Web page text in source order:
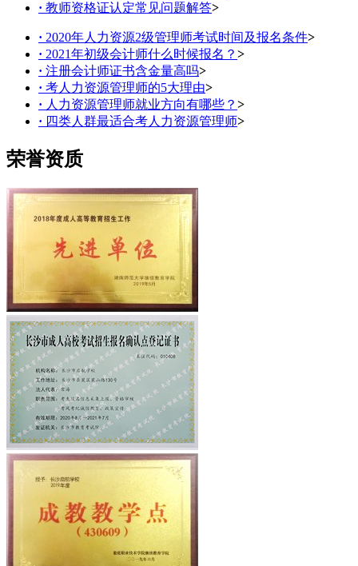
· 教师资格证认定常见问题解答>
· 2020年人力资源2级管理师考试时间及报名条件>
· 2021年初级会计师什么时候报名？ >
· 注册会计师证书含金量高吗>
· 考人力资源管理师的5大理由>
· 人力资源管理师就业方向有哪些？ >
· 四类人群最适合考人力资源管理师>
荣誉资质